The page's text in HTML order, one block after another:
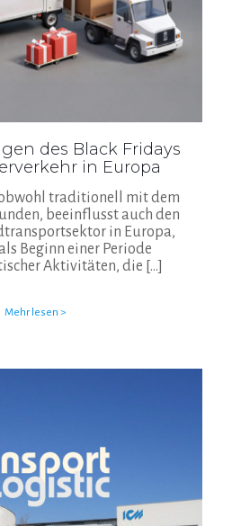
des Black Fridays
in Europa
obwohl traditionell mit dem
beeinflusst auch den
in Europa,
Beginn einer Periode
Aktivitäten, die […]
Mehr lesen >